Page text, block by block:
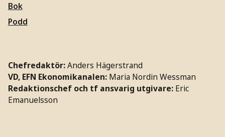
Bok
Podd
Chefredaktör:Anders Hägerstrand
VD, EFN Ekonomikanalen: Maria Nordin Wessman
Redaktionschef och tf ansvarig utgivare: Eric
Emanuelsson